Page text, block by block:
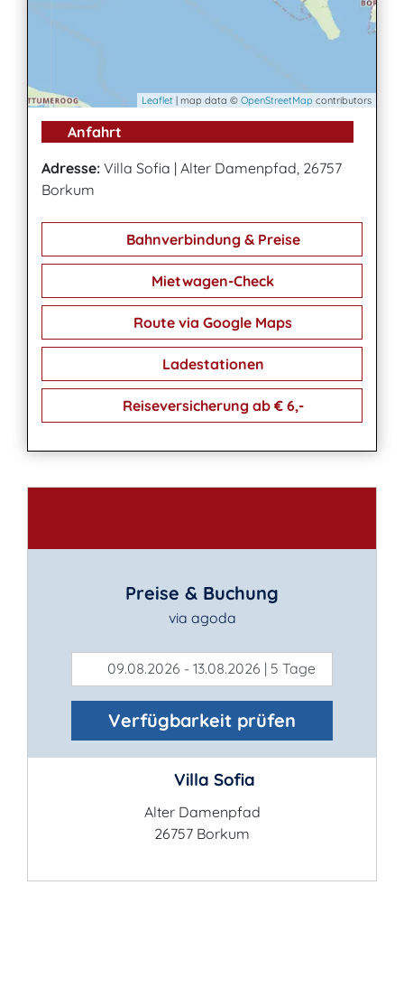
Leaflet | map data © OpenStreetMap contributors
Anfahrt
Adresse: Villa Sofia | Alter Damenpfad, 26757
Borkum
Bahnverbindung & Preise
Mietwagen-Check
Route via Google Maps
Ladestationen
Reiseversicherung ab € 6,-
Preise & Buchung
via agoda
09.08.2026 - 13.08.2026 | 5 Tage
Verfügbarkeit prüfen
Villa Sofia
Alter Damenpfad
26757 Borkum